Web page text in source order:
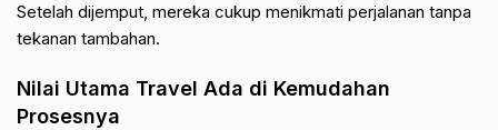
Setelah dijemput, mereka cukup menikmati perjalanan tanpa
tekanan tambahan.
Nilai Utama Travel Ada di Kemudahan
Prosesnya